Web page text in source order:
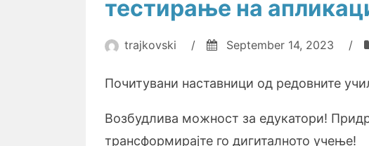
тестирање на
trajkovski / September 14, 2023 /
Почитувани наставници од редовните
Возбудлива можност за едукатори!
трансформирајте го дигиталното учење!